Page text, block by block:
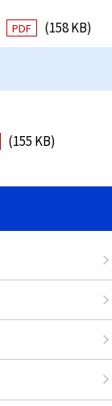
PDF (158 KB)
(155 KB)